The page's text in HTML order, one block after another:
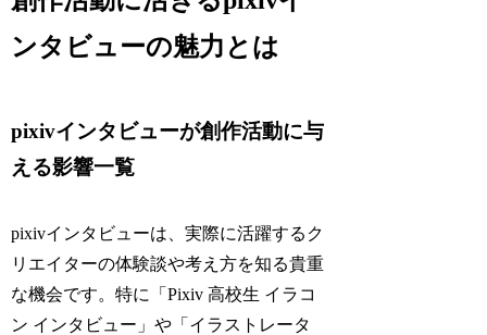
ンタビューの魅力とは
pixivインタビューが創作活動に与
える影響一覧
pixivインタビューは、実際に活躍するク
リエイターの体験談や考え方を知る貴重
な機会です。特に「Pixiv 高校生 イラコ
ン インタビュー」や「イラストレータ